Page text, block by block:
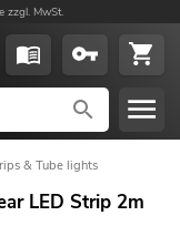
zzgl. MwSt.
& Tube lights
LED Strip 2m